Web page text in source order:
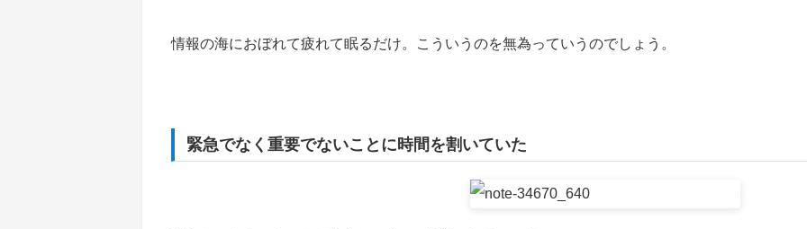
情報の海におぼれて疲れて眠るだけ。こういうのを無為っていうのでしょう。
緊急でなく重要でないことに時間を割いていた